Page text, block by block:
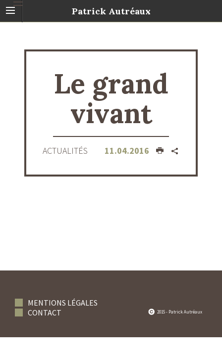
Patrick Autréaux
Le grand
vivant
ACTUALITÉS 11.04.2016
2015 - Patrick Autréaux
MENTIONS LÉGALES
CONTACT